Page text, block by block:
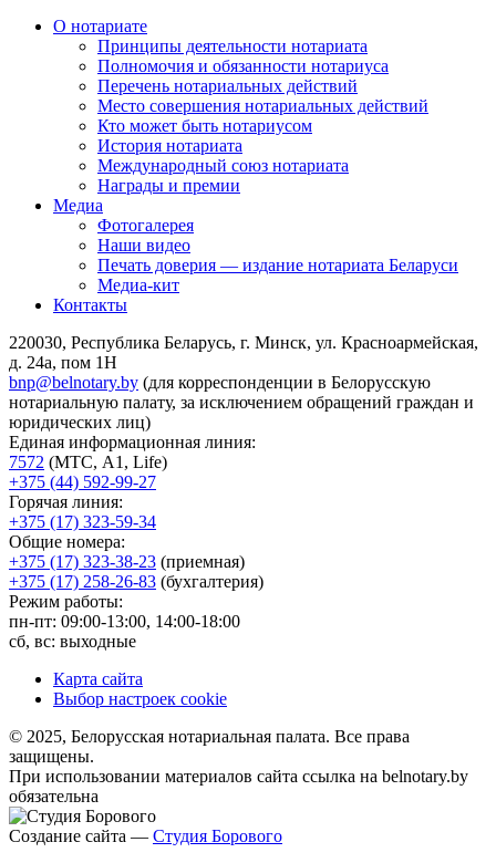
О нотариате
Принципы деятельности нотариата
Полномочия и обязанности нотариуса
Перечень нотариальных действий
Место совершения нотариальных действий
Кто может быть нотариусом
История нотариата
Международный союз нотариата
Награды и премии
Медиа
Фотогалерея
Наши видео
Печать доверия — издание нотариата Беларуси
Медиа-кит
Контакты
220030, Республика Беларусь, г. Минск, ул. Красноармейская,
д. 24а, пом 1Н
bnp@belnotary.by (для корреспонденции в Белорусскую
нотариальную палату, за исключением обращений граждан и
юридических лиц)
Единая информационная линия:
7572 (МТС, A1, Life)
+375 (44) 592-99-27
Горячая линия:
+375 (17) 323-59-34
Общие номера:
+375 (17) 323-38-23 (приемная)
+375 (17) 258-26-83 (бухгалтерия)
Режим работы:
пн-пт: 09:00-13:00, 14:00-18:00
сб, вс: выходные
Карта сайта
Выбор настроек cookie
© 2025, Белорусская нотариальная палата. Все права
защищены.
При использовании материалов сайта ссылка на belnotary.by
обязательна
Создание сайта — Студия Борового